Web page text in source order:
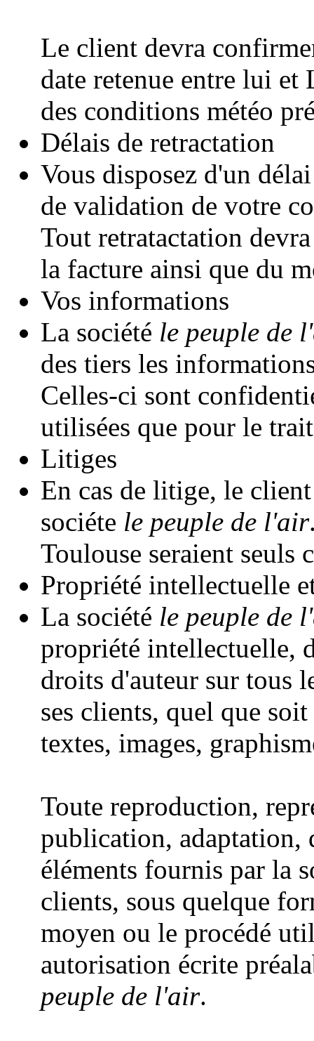
Le client devra
date retenue entre lui
des conditions météo
Délais de retractation
Vous disposez d'un
de validation de votre
Tout retratactation
la facture ainsi que du
Vos informations
La société le peuple de
des tiers les
Celles-ci sont
utilisées que pour le
Litiges
En cas de litige, le
sociéte le peuple de l'air
Toulouse seraient seuls
Propriété intellectuelle
La société le peuple de
propriété intellectuelle,
droits d'auteur sur tous
ses clients, quel que
textes, images,
Toute reproduction,
publication, adaptation,
éléments fournis par la
clients, sous quelque
moyen ou le procédé
autorisation écrite
peuple de l'air.